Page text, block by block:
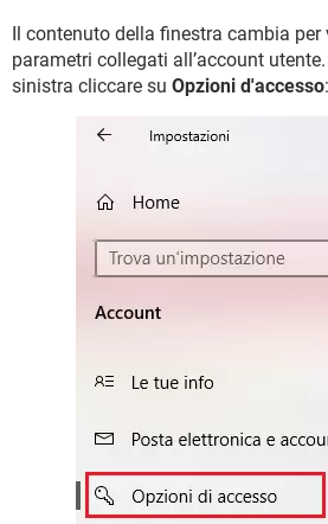
Il contenuto della finestra cambia
parametri collegati all’account
sinistra cliccare su Opzioni d'accesso: